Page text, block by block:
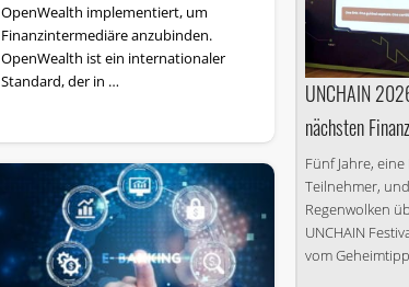
OpenWealth implementiert, um
Finanzintermediäre anzubinden.
OpenWealth ist ein internationaler
Standard, der in …
UNCHAIN
nächsten
Fünf Jahre,
Teilnehmer,
Regenwolken
UNCHAIN
vom